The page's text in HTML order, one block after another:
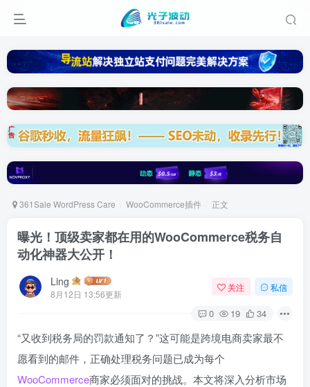
361Sale WordPress Care WooCommerce插件 正文
曝光！顶级卖家都在用的WooCommerce税务自
动化神器大公开！
Ling
8月12日 13:56更新
关注 私信
0 19 34
“又收到税务局的罚款通知了？”这可能是跨境电商卖家最不
愿看到的邮件，正确处理税务问题已成为每个
WooCommerce商家必须面对的挑战。本文将深入分析市场